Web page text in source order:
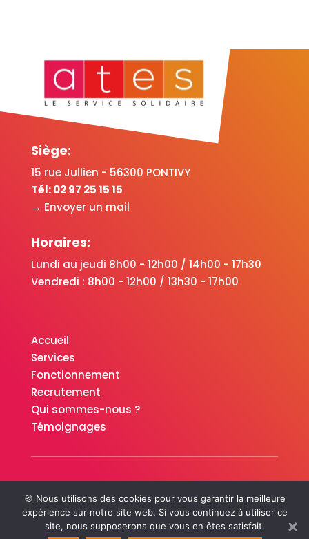
Siège:
15 rue Jullien - 56300 PONTIVY
Tél:02 97 25 15 15
→ Envoyer un mail
Horaires:
Lundi au jeudi 8h00 - 12h00 / 14h00 - 17h30
Vendredi : 8h00 - 12h00 / 13h30 - 17h00
Accueil
Services
Fonctionnement
Recrutement
Qui sommes-nous ?
Témoignages
Plan du site ·Mentions légales·
Confidentialité
Fait avec ♡ en Bretagne par Breizh tandem
🍪 Nous utilisons des cookies pour vous garantir la meilleure
expérience sur notre site web. Si vous continuez à utiliser ce
site, nous supposerons que vous en êtes satisfait.